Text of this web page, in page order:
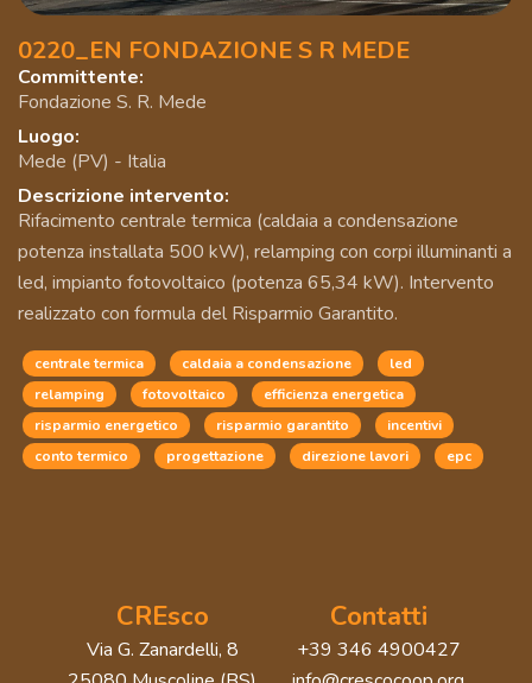
0220_EN FONDAZIONE S R MEDE
Committente:
Fondazione S. R. Mede
Luogo:
Mede (PV) - Italia
Descrizione intervento:
Rifacimento centrale termica (caldaia a condensazione
potenza installata 500 kW), relamping con corpi illuminanti a
led, impianto fotovoltaico (potenza 65,34 kW). Intervento
realizzato con formula del Risparmio Garantito.
centrale termica caldaia a condensazione
led
relamping
fotovoltaico
efficienza energetica
risparmio energetico
risparmio garantito
incentivi
conto termico
progettazione direzione lavori epc
CREsco
Via G. Zanardelli, 8
Contatti
+39 346 4900427